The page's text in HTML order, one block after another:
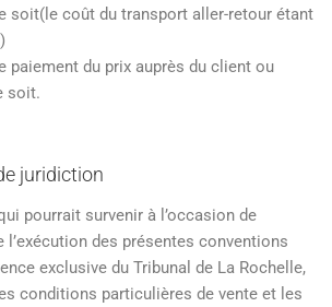
soit(le coût du transport aller-retour étant
paiement du prix auprès du client ou
soit.
juridiction
pourrait survenir à l’occasion de
l’exécution des présentes conventions
exclusive du Tribunal de La Rochelle,
conditions particulières de vente et les